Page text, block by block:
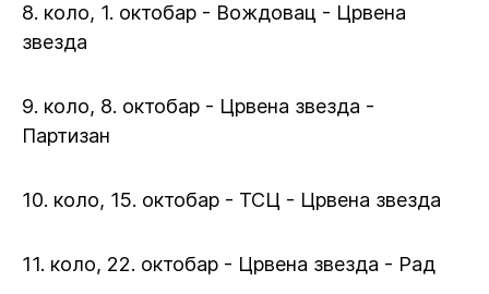
8. коло, 1. октобар - Вождовац - Црвена
звезда
9. коло, 8. октобар - Црвена звезда -
Партизан
10. коло, 15. октобар - ТСЦ - Црвена звезда
11. коло, 22. октобар - Црвена звезда - Рад